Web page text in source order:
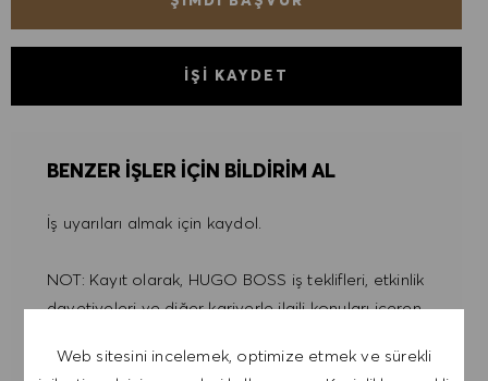
Web sitesini incelemek, optimize etmek ve sürekli
İŞI KAYDET
BENZER IŞLER IÇIN BILDIRIM AL
İş uyarıları almak için kaydol.
NOT: Kayıt olarak, HUGO BOSS iş teklifleri, etkinlik
davetiyeleri ve diğer kariyerle ilgili konuları içeren
postalardan istediğim zaman, örneğin her e-